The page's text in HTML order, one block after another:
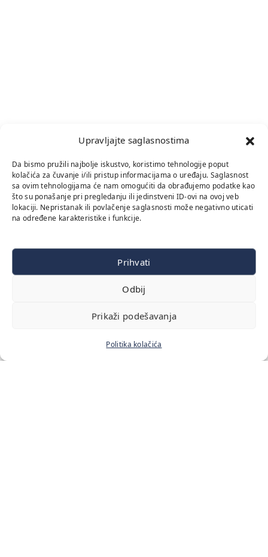
Upravljajte saglasnostima
Da bismo pružili najbolje iskustvo, koristimo tehnologije poput
kolačića za čuvanje i/ili pristup informacijama o uređaju. Saglasnost
sa ovim tehnologijama će nam omogućiti da obrađujemo podatke kao
što su ponašanje pri pregledanju ili jedinstveni ID-ovi na ovoj veb
lokaciji. Nepristanak ili povlačenje saglasnosti može negativno uticati
na određene karakteristike i funkcije.
Prihvati
Odbij
Prikaži podešavanja
Politika kolačića